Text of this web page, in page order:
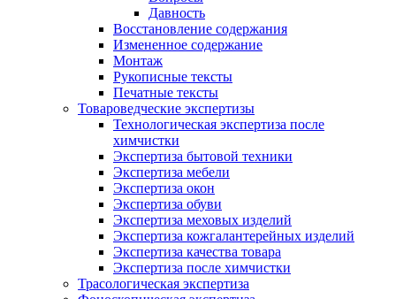
Давность
Восстановление содержания
Измененное содержание
Монтаж
Рукописные тексты
Печатные тексты
Товароведческие экспертизы
Технологическая экспертиза после
химчистки
Экспертиза бытовой техники
Экспертиза мебели
Экспертиза окон
Экспертиза обуви
Экспертиза меховых изделий
Экспертиза кожгалантерейных изделий
Экспертиза качества товара
Экспертиза после химчистки
Трасологическая экспертиза